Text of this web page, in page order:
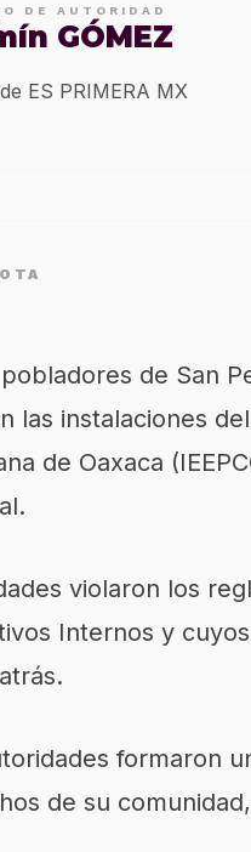
DE AUTORIDAD
GÓMEZ
ES PRIMERA MX
de San
las instalaciones
de Oaxaca
violaron los
Internos y
formaron
de su